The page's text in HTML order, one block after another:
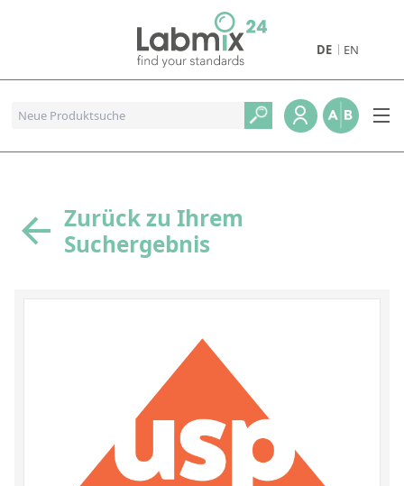
DE EN
Referenzstandards für die Industrie und Geologie
Referenzstandards für die Umweltanalytik
Referenzstandards für physikalische Eigenschaften
Organische Referenzstandards
Anorganische Referenzstandards
Laborvergleichsuntersuchungen (LVU/PT)
Laborbedarf und Verbrauchsmaterialien
Zurück zu Ihrem
Suchergebnis